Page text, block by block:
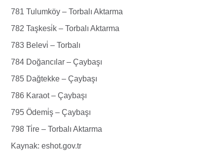
781 Tulumköy – Torbalı Aktarma
782 Taşkesi̇k – Torbalı Aktarma
783 Belevi̇ – Torbalı
784 Doğancılar – Çaybaşı
785 Dağtekke – Çaybaşı
786 Karaot – Çaybaşı
795 Ödemi̇ş – Çaybaşı
798 Ti̇re – Torbalı Aktarma
Kaynak: eshot.gov.tr